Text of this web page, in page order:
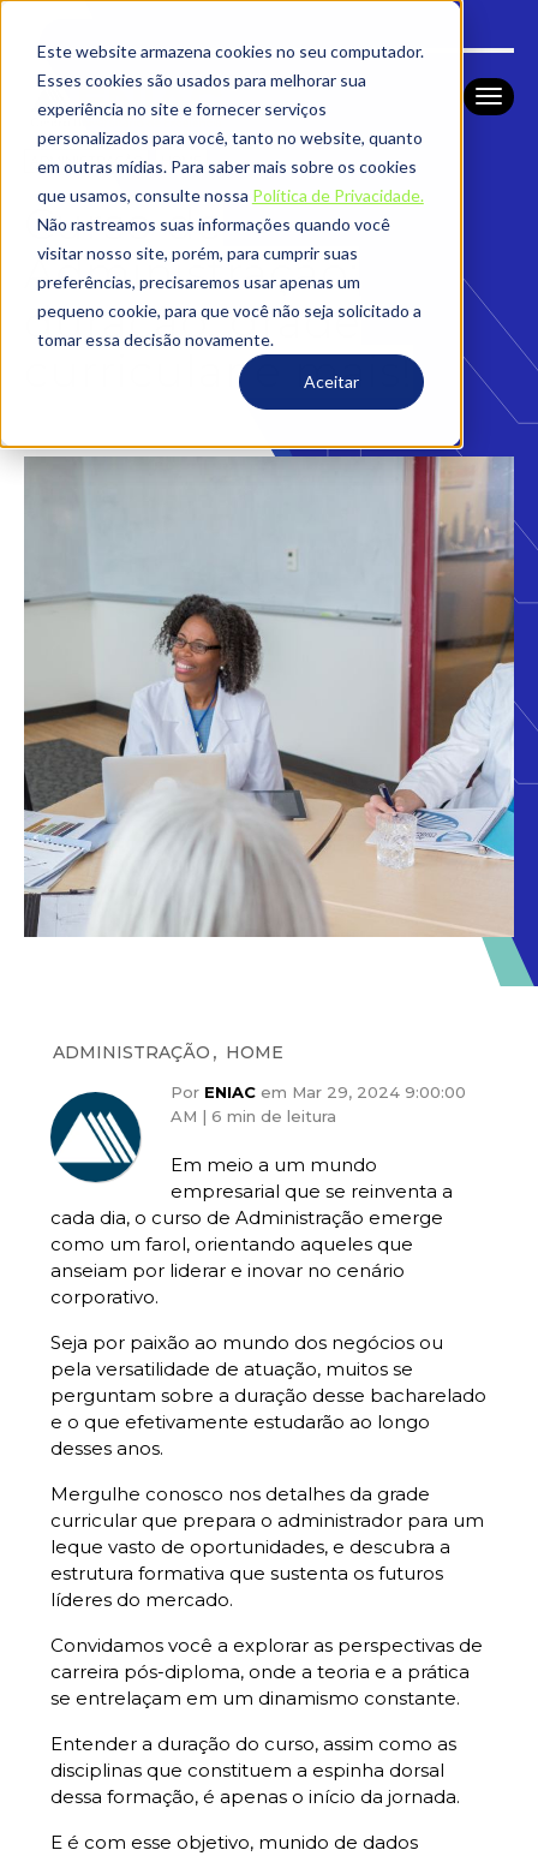
Este website armazena cookies no seu computador.
Esses cookies são usados ​​para melhorar sua
experiência no site e fornecer serviços
personalizados para você, tanto no website, quanto
em outras mídias. Para saber mais sobre os cookies
que usamos, consulte nossa Política de Privacidade.
Não rastreamos suas informações quando você
visitar nosso site, porém, para cumprir suas
preferências, precisaremos usar apenas um
pequeno cookie, para que você não seja solicitado a
tomar essa decisão novamente.
Aceitar
ADMINISTRAÇÃO HOME
Curso de
Administração:
duração, grade
curricular e mais!
ADMINISTRAÇÃO , HOME
Por ENIAC em Mar 29, 2024 9:00:00
AM |6 min de leitura
Em meio a um mundo
empresarial que se reinventa a
cada dia, o curso deAdministração emerge
como um farol, orientando aqueles que
anseiam por liderar e inovar no cenário
corporativo.
Seja por paixão ao mundo dos negócios ou
pela versatilidade de atuação, muitos se
perguntam sobre a duração desse bacharelado
e o que efetivamente estudarão ao longo
desses anos.
Mergulhe conosco nos detalhes da grade
curricular que prepara o administrador para um
leque vasto de oportunidades, e descubra a
estrutura formativa que sustenta os futuros
líderes do mercado.
Convidamos você a explorar as perspectivas de
carreira pós-diploma, onde a teoria e a prática
se entrelaçam em um dinamismo constante.
Entender a duração do curso, assim como as
disciplinas que constituem a espinha dorsal
dessa formação, é apenas o início da jornada.
E é com esse objetivo, munido de dados